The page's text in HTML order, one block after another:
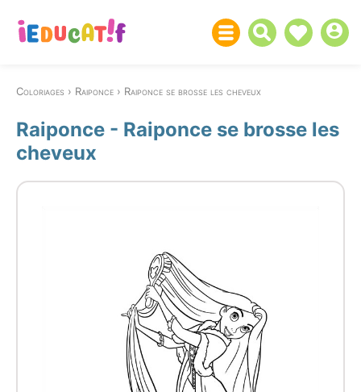
Coloriages Raiponce Raiponce se brosse les cheveux
Raiponce - Raiponce se brosse les
cheveux